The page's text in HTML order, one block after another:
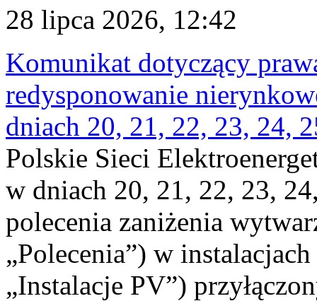
28 lipca 2026, 12:42
Komunikat dotyczący
redysponowanie
dniach 20, 21, 22, 23, 24,
Polskie Sieci
w dniach 20, 21, 22, 23,
polecenia zaniżenia
„Polecenia”) w
„Instalacje PV”)